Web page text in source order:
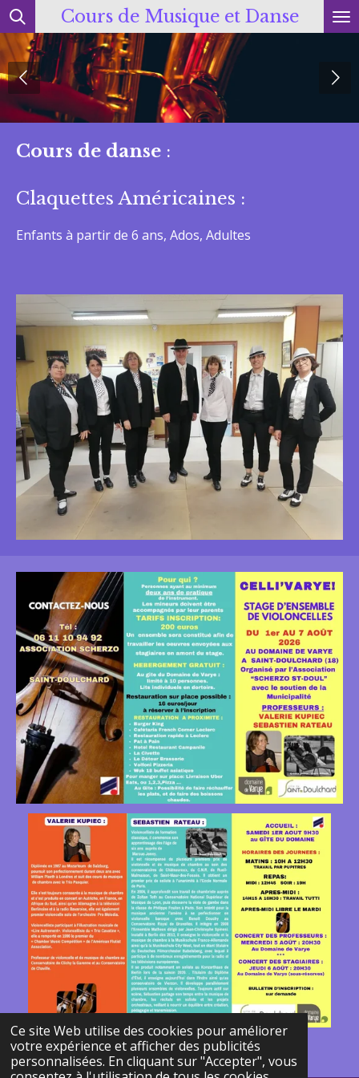
Ce site Web utilise des cookies pour améliorer
votre expérience et afficher des publicités
personnalisées. En cliquant sur "Accepter", vous
Passer
au
contenu
principal
Cours de Musique et Danse
Cours de danse :
Claquettes Américaines :
Enfants à partir de 6 ans, Ados, Adultes
© 2024 - 2026 Cours de musique et danse
Propulsé parWebador